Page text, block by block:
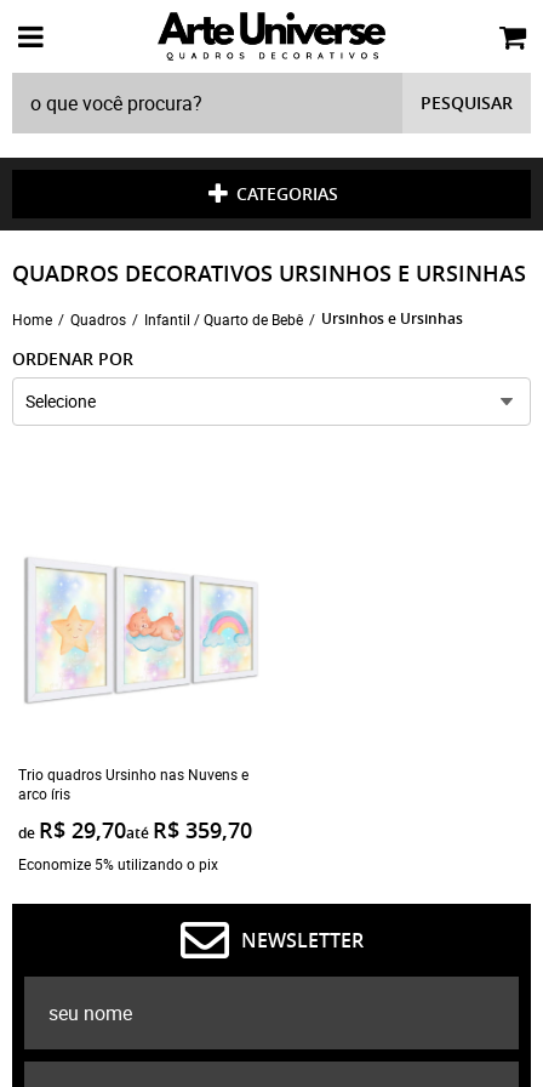
PESQUISAR
CATEGORIAS
QUADROS DECORATIVOS URSINHOS E URSINHAS
Home Quadros Infantil / Quarto de Bebê Ursinhos e Ursinhas
ORDENAR POR
Selecione
Trio quadros Ursinho nas Nuvens e
arco íris
de R$ 29,70até R$ 359,70
Economize 5% utilizando o pix
NEWSLETTER